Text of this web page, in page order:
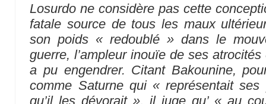
Losurdo ne considère pas cette
fatale source de tous les maux
son poids « redoublé »dans le
guerre, l’ampleur inouïe de ses atrocités
a pu engendrer. Citant Bakounine,
comme Saturne qui « représentait
qu’il les dévorait », il juge qu’ « au